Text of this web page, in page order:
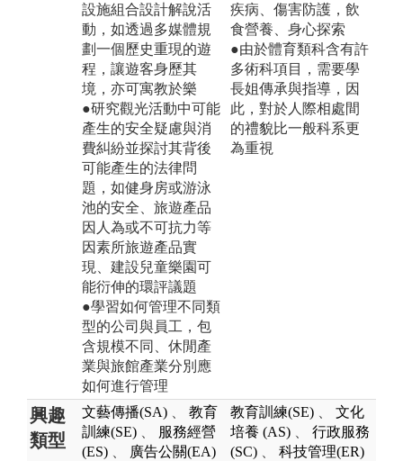
設施組合設計解說活
動，如透過多媒體規
劃一個歷史重現的遊
程，讓遊客身歷其
境，亦可寓教於樂
●研究觀光活動中可能
產生的安全疑慮與消
費糾紛並探討其背後
可能產生的法律問
題，如健身房或游泳
池的安全、旅遊產品
因人為或不可抗力等
因素所旅遊產品實
現、建設兒童樂園可
能衍伸的環評議題
●學習如何管理不同類
型的公司與員工，包
含規模不同、休閒產
業與旅館產業分別應
如何進行管理
疾病、傷害防護，飲
食營養、身心探索
●由於體育類科含有許
多術科項目，需要學
長姐傳承與指導，因
此，對於人際相處間
的禮貌比一般科系更
為重視
興趣
類型
文藝傳播(SA)
教育
訓練(SE)
服務經營
(ES)
廣告公關(EA)
教育訓練(SE)
文化
培養 (AS)
行政服務
(SC)
科技管理(ER)